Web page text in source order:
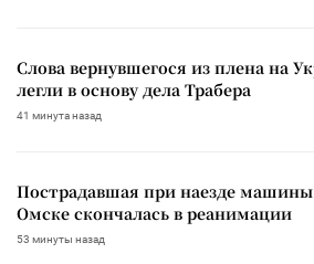
Слова вернувшегося из плена на
легли в основу дела Трабера
41 минута назад
Пострадавшая при наезде
Омске скончалась в реанимации
53 минуты назад